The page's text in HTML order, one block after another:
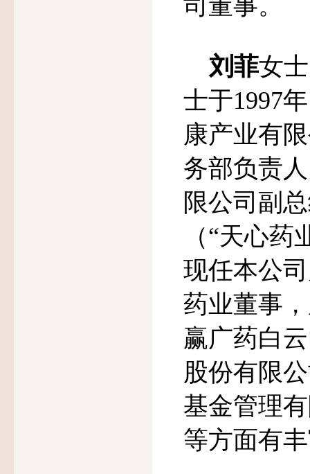
司董事。
刘菲女
士于1997年
康产业有
务部负责
限公司副
（“天心药
现任本公
药业董事
赢广药白
股份有限
基金管理
等方面有